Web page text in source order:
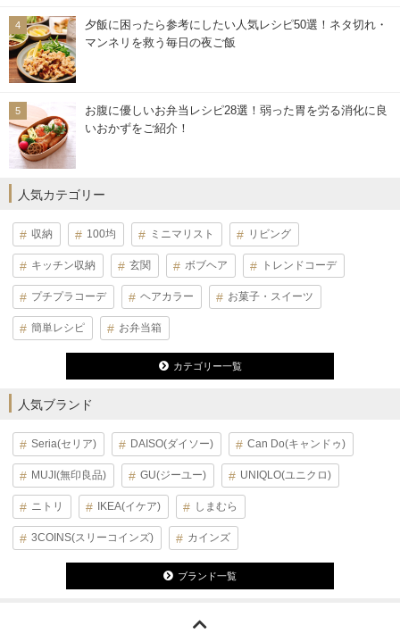
夕飯に困ったら参考にしたい人気レシピ50選！ネタ切れ・
マンネリを救う毎日の夜ご飯
お腹に優しいお弁当レシピ28選！弱った胃を労る消化に良
いおかずをご紹介！
人気カテゴリー
収納 100均 ミニマリスト リビング
キッチン収納 玄関 ボブヘア トレンドコーデ
プチプラコーデ ヘアカラー お菓子・スイーツ
簡単レシピ お弁当箱
カテゴリー一覧
人気ブランド
Seria(セリア) DAISO(ダイソー) Can Do(キャンドゥ)
MUJI(無印良品) GU(ジーユー) UNIQLO(ユニクロ)
ニトリ IKEA(イケア) しまむら
3COINS(スリーコインズ) カインズ
ブランド一覧